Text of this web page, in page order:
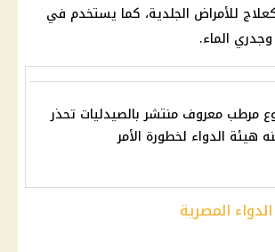
للأمراض الجلدية، كما يستخدم في
وجدري الماء.
مرطب معروف منتشر بالصيدليات تحذر
هيئة الدواء لخطورة الأمر
المصرية